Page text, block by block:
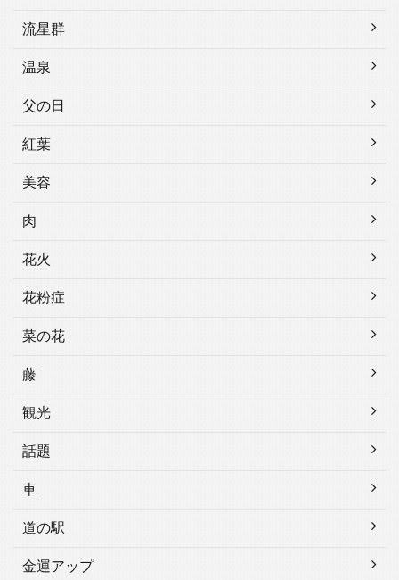
流星群
温泉
父の日
紅葉
美容
肉
花火
花粉症
菜の花
藤
観光
話題
車
道の駅
金運アップ